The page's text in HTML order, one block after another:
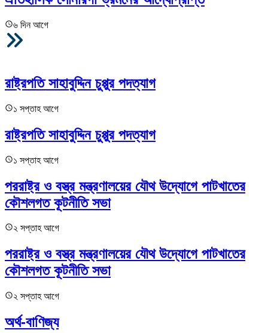
৬ দিন আগে
রাষ্ট্রপতি সাহাবুদ্দিন চুপ্পুর পদত্যাগ
১ সপ্তাহ আগে
রাষ্ট্রপতি সাহাবুদ্দিন চুপ্পুর পদত্যাগ
১ সপ্তাহ আগে
পররাষ্ট্র ও বস্ত্র মন্ত্রণালয়ের যৌথ উদ্যোগে পাটখাতের
কৌশলগত কূটনীতি সভা
২ সপ্তাহ আগে
পররাষ্ট্র ও বস্ত্র মন্ত্রণালয়ের যৌথ উদ্যোগে পাটখাতের
কৌশলগত কূটনীতি সভা
২ সপ্তাহ আগে
অর্থ-বাণিজ্য